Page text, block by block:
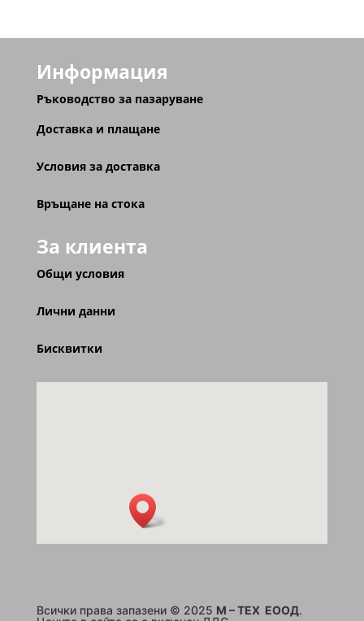
Информация
Ръководство за пазаруване
Доставка и плащане
Условия за доставка
Връщане на стока
За клиента
Общи условия
Лични данни
Бисквитки
Всички права запазени © 2025 M – TEX ЕООД.